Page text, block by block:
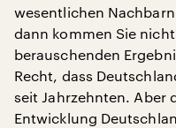
wesentlichen
dann kommen Sie
berauschenden
Recht, dass
seit Jahrzehnten. Aber
Entwicklung